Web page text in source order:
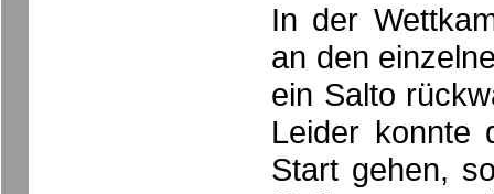
In der
an den
ein Salto
Leider konnte
Start gehen,